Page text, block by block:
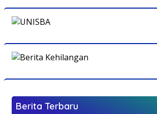
Berita Terbaru